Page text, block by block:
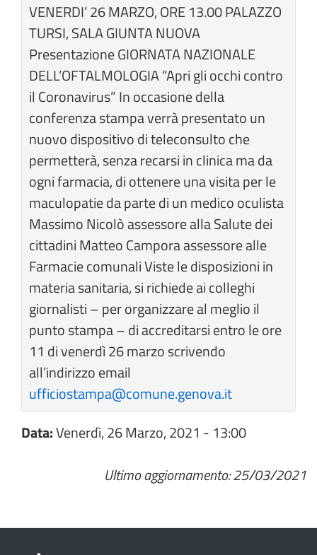
VENERDI’ 26 MARZO, ORE 13.00 PALAZZO
TURSI, SALA GIUNTA NUOVA
Presentazione GIORNATA NAZIONALE
DELL’OFTALMOLOGIA “Apri gli occhi contro
il Coronavirus” In occasione della
conferenza stampa verrà presentato un
nuovo dispositivo di teleconsulto che
permetterà, senza recarsi in clinica ma da
ogni farmacia, di ottenere una visita per le
maculopatie da parte di un medico oculista
Massimo Nicolò assessore alla Salute dei
cittadini Matteo Campora assessore alle
Farmacie comunali Viste le disposizioni in
materia sanitaria, si richiede ai colleghi
giornalisti – per organizzare al meglio il
punto stampa – di accreditarsi entro le ore
11 di venerdì 26 marzo scrivendo
all’indirizzo email
ufficiostampa@comune.genova.it
Data:Venerdì, 26 Marzo, 2021 - 13:00
Ultimo aggiornamento: 25/03/2021